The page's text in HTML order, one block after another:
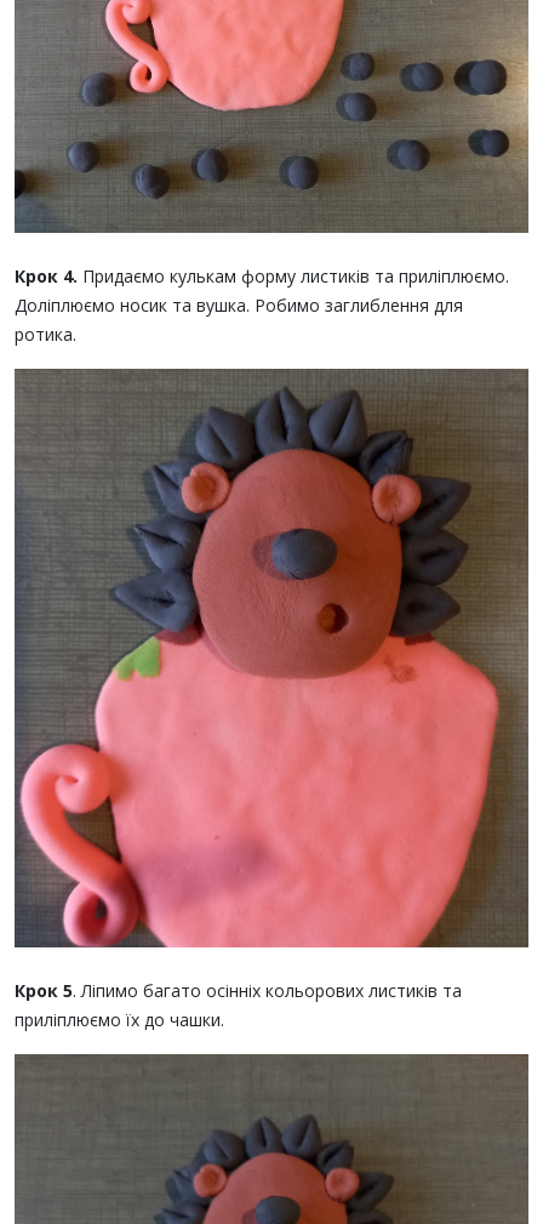
Крок 4. Придаємо кулькам форму листиків та приліплюємо.
Доліплюємо носик та вушка. Робимо заглиблення для
ротика.
Крок 5. Ліпимо багато осінніх кольорових листиків та
приліплюємо їх до чашки.